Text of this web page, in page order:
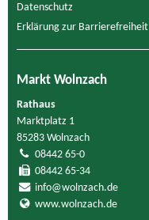
Datenschutz
Erklärung zur Barrierefreiheit
Markt Wolnzach
Rathaus
Marktplatz 1
85283 Wolnzach
08442 65-0
08442 65-34
info@wolnzach.de
www.wolnzach.de